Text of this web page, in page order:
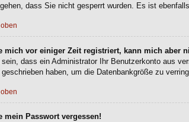
dass Sie nicht gesperrt wurden. Es ist
mich vor einiger Zeit registriert, kann mich aber
dass ein Administrator Ihr Benutzerkonto aus
geschrieben haben, um die Datenbankgröße zu
mein Passwort vergessen!